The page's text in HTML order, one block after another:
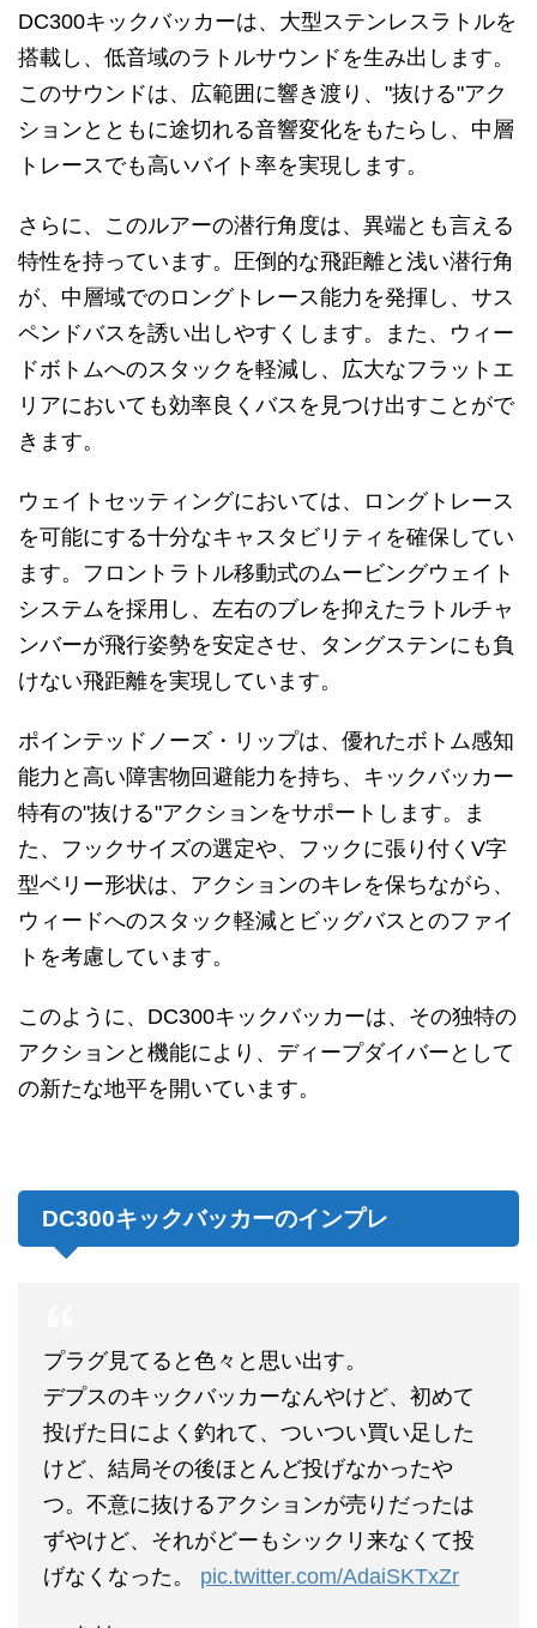
DC300キックバッカーは、大型ステンレスラトルを
搭載し、低音域のラトルサウンドを生み出します。
このサウンドは、広範囲に響き渡り、"抜ける"アク
ションとともに途切れる音響変化をもたらし、中層
トレースでも高いバイト率を実現します。
さらに、このルアーの潜行角度は、異端とも言える
特性を持っています。圧倒的な飛距離と浅い潜行角
が、中層域でのロングトレース能力を発揮し、サス
ペンドバスを誘い出しやすくします。また、ウィー
ドボトムへのスタックを軽減し、広大なフラットエ
リアにおいても効率良くバスを見つけ出すことがで
きます。
ウェイトセッティングにおいては、ロングトレース
を可能にする十分なキャスタビリティを確保してい
ます。フロントラトル移動式のムービングウェイト
システムを採用し、左右のブレを抑えたラトルチャ
ンバーが飛行姿勢を安定させ、タングステンにも負
けない飛距離を実現しています。
ポインテッドノーズ・リップは、優れたボトム感知
能力と高い障害物回避能力を持ち、キックバッカー
特有の"抜ける"アクションをサポートします。ま
た、フックサイズの選定や、フックに張り付くV字
型ベリー形状は、アクションのキレを保ちながら、
ウィードへのスタック軽減とビッグバスとのファイ
トを考慮しています。
このように、DC300キックバッカーは、その独特の
アクションと機能により、ディープダイバーとして
の新たな地平を開いています。
DC300キックバッカーのインプレ
プラグ見てると色々と思い出す。
デプスのキックバッカーなんやけど、初めて
投げた日によく釣れて、ついつい買い足した
けど、結局その後ほとんど投げなかったや
つ。不意に抜けるアクションが売りだったは
ずやけど、それがどーもシックリ来なくて投
げなくなった。 pic.twitter.com/AdaiSKTxZr